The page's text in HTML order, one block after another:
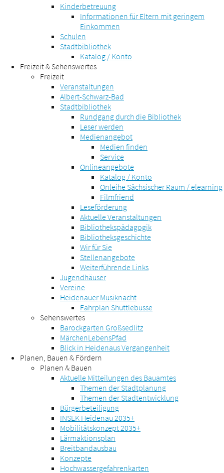
Kinderbetreuung
Informationen für Eltern mit geringem
Einkommen
Schulen
Stadtbibliothek
Katalog / Konto
Freizeit & Sehenswertes
Freizeit
Veranstaltungen
Albert-Schwarz-Bad
Stadtbibliothek
Rundgang durch die Bibliothek
Leser werden
Medienangebot
Medien finden
Service
Onlineangebote
Katalog / Konto
Onleihe Sächsischer Raum / elearning
Filmfriend
Leseförderung
Aktuelle Veranstaltungen
Bibliothekspädagogik
Bibliotheksgeschichte
Wir für Sie
Stellenangebote
Weiterführende Links
Jugendhäuser
Vereine
Heidenauer Musiknacht
Fahrplan Shuttlebusse
Sehenswertes
Barockgarten Großsedlitz
MärchenLebensPfad
Blick in Heidenaus Vergangenheit
Planen, Bauen & Fördern
Planen & Bauen
Aktuelle Mitteilungen des Bauamtes
Themen der Stadtplanung
Themen der Stadtentwicklung
Bürgerbeteiligung
INSEK Heidenau 2035+
Mobilitätskonzept 2035+
Lärmaktionsplan
Breitbandausbau
Konzepte
Hochwassergefahrenkarten